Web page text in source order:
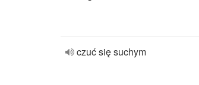
czuć się suchym